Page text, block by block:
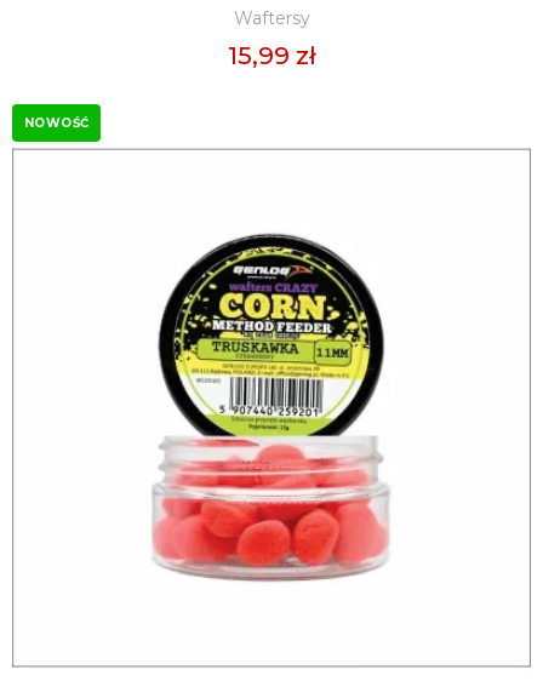
Waftersy
15,99 zł
NOWOŚĆ